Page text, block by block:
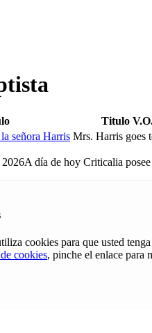
Titulo
señora Harris Mrs. Harris goes
2026A día de hoy Criticalia
cookies para que usted
cookies, pinche el enlace para